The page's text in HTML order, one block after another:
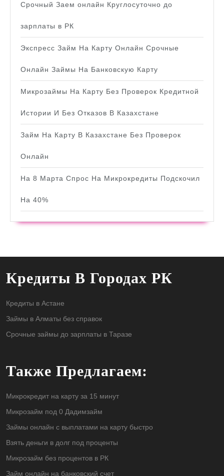
Срочный Заем онлайн Круглосуточно до
зарплаты в РК
Экспресс Займ На Карту Онлайн Срочные
Онлайн Займы На Банковскую Карту
Микрозаймы На Карту Без Проверок Кредитной
Истории И Без Отказов В Казахстане
Займ На Карту В Казахстане Без Проверок
Онлайн
На 8 Марта Спрос На Микрокредиты Подскочил
На 40%
Кредиты В Городах РК
Кредиты в Астане
Займы в Алматы без справок
Срочные займы до зарплаты в Таразе
Также Предлагаем:
Микрокредит на карту за 15 минут
Микрозайм под 0 Дадимзайм
Займы онлайн с выплатами на карту быстро
Взять деньги в долг под проценты
Микрозайм без процентов в РК
Займ онлайн на банковский счет